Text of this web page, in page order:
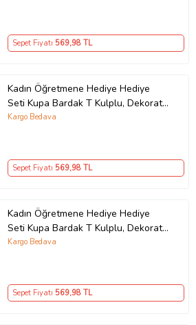
Sepet Fiyatı 569,98 TL
Kadın Öğretmene Hediye Hediye
Seti Kupa Bardak T Kulplu, Dekoratif
Taş, Anahtarlık Öğretmenler Günü
Kargo Bedava
Sepet Fiyatı 569,98 TL
Kadın Öğretmene Hediye Hediye
Seti Kupa Bardak T Kulplu, Dekoratif
Taş, Anahtarlık Öğretmenler Günü
Kargo Bedava
Sepet Fiyatı 569,98 TL